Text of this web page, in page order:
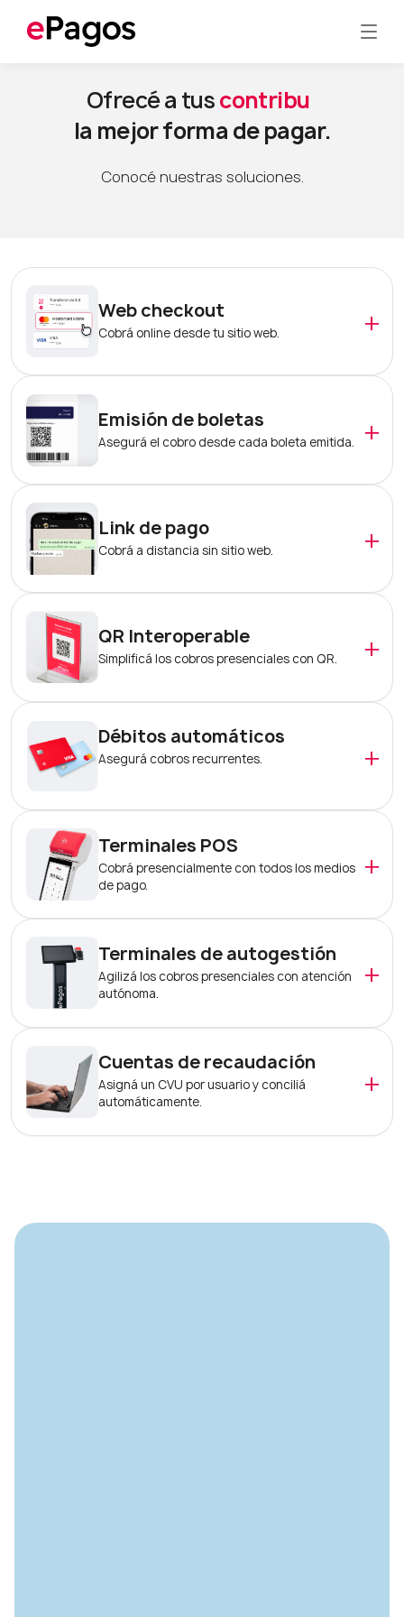
Ofrecé a tuscontribuye
la mejor forma de pagar.
Conocé nuestras soluciones.
Web checkout
Cobrá online desde tu sitio web. +
Emisión de boletas
Asegurá el cobro desde cada boleta emitida. +
Link de pago
Cobrá a distancia sin sitio web. +
QR Interoperable
Simplificá los cobros presenciales con QR. +
Débitos automáticos
Asegurá cobros recurrentes sin
+
Terminales POS
Cobrá presencialmente con todos los medios
de pago.
+
Terminales de autogestión
Agilizá los cobros presenciales con atención
autónoma.
+
Cuentas de recaudación
Asigná un CVU por usuario y conciliá
automáticamente.
+